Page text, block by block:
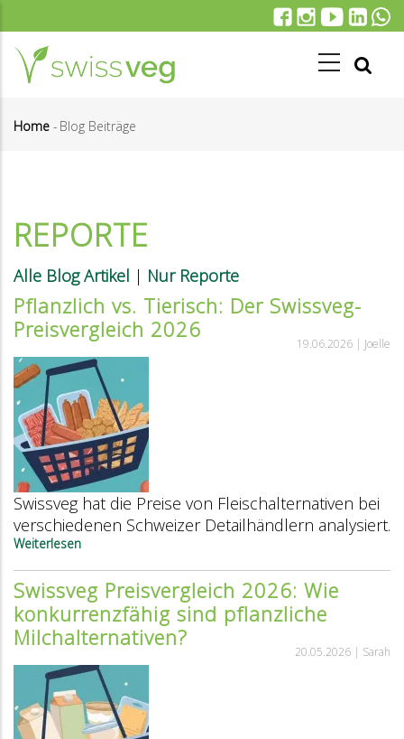
zum
Inhalt
Home - Blog Beiträge
REPORTE
Alle Blog Artikel | Nur Reporte
Pflanzlich vs. Tierisch: Der Swissveg-
Preisvergleich 2026
19.06.2026 | Joelle
Swissveg hat die Preise von Fleischalternativen bei
verschiedenen Schweizer Detailhändlern analysiert.
Weiterlesen
vs.
Tierisch:
Der
Swissveg-
Preisvergleich
Swissveg Preisvergleich 2026: Wie
konkurrenzfähig sind pflanzliche
Milchalternativen?
20.05.2026 | Sarah